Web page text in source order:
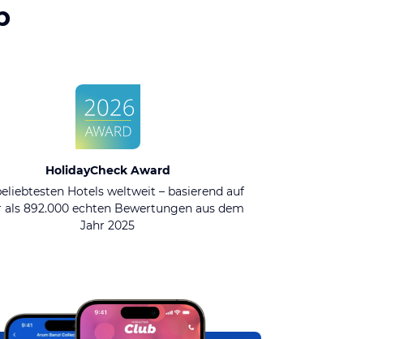
HolidayCheck Award
Hotels weltweit – basierend auf
als 892.000 echten Bewertungen aus dem
Jahr 2025